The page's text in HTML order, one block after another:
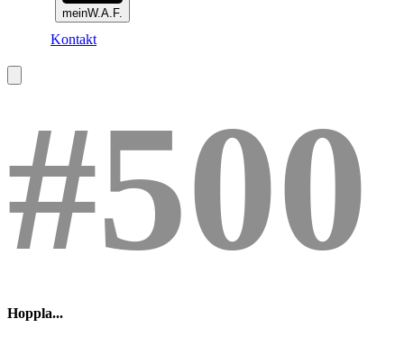
meinW.A.F.
Kontakt
#500
Hoppla...